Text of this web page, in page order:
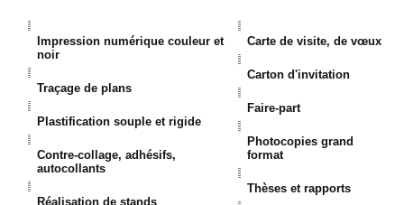
Impression numérique couleur et
noir
Traçage de plans
Plastification souple et rigide
Contre-collage, adhésifs,
autocollants
Réalisation de stands
Carte de visite, de vœux
Carton d'invitation
Faire-part
Photocopies grand
format
Thèses et rapports